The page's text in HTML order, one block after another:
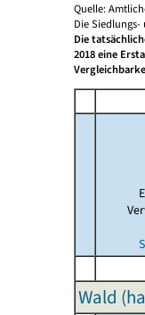
Quelle:
Die
Die
2018 eine
Wald